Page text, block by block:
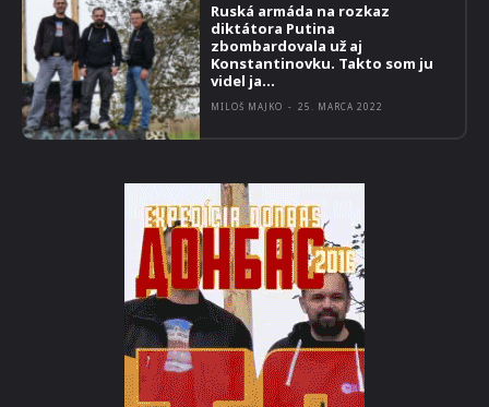
Ruská armáda na rozkaz
diktátora Putina
zbombardovala už aj
Konstantinovku. Takto som ju
videl ja…
MILOŠ MAJKO - 25. MARCA 2022